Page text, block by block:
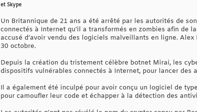
et Skype
Un Britannique de 21 ans a été arrêté par les autorités de
connectés à Internet qu’il a transformés en zombies afin de
accusé d’avoir vendu des logiciels malveillants en ligne.
30 octobre.
Depuis la création du tristement célèbre botnet Mirai, les
dispositifs vulnérables connectés à Internet, pour lancer
Il a également été inculpé pour avoir conçu un logiciel de
pour camoufler leur code et échapper à la détection des